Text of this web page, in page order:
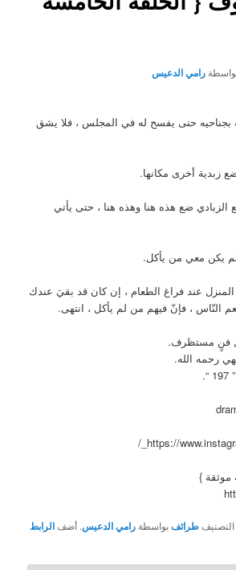
رامي الدعيس
بجناحيه حتى يفسح له في المجلس ، فلا يشق
زبدية أخرى مكانها.
ضع هذه هنا وهذه هنا ، حتى يأتي
يكن معي من يأكل.
عند فراغ الطعام ، إن كان قد بقيَ عندك
النّاس ، فإنّ فيهم من لم يأكل ، انتهى.
فنٍ مستظرف.
رحمه الله.
https://
موثقة }
طرائفبواسطةرامي الدعيس. أضفالرابط